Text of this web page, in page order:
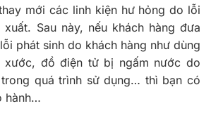
mới các linh kiện hư hỏng do lỗi
Sau này, nếu khách hàng đưa
phát sinh do khách hàng như dùng
xước, đồ điện tử bị ngấm nước do
quá trình sử dụng… thì bạn có
hành…